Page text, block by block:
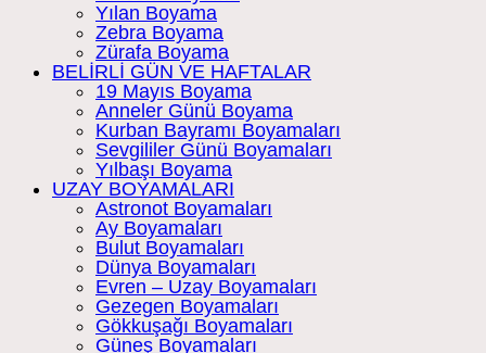
Yılan Boyama
Zebra Boyama
Zürafa Boyama
BELİRLİ GÜN VE HAFTALAR
19 Mayıs Boyama
Anneler Günü Boyama
Kurban Bayramı Boyamaları
Sevgililer Günü Boyamaları
Yılbaşı Boyama
UZAY BOYAMALARI
Astronot Boyamaları
Ay Boyamaları
Bulut Boyamaları
Dünya Boyamaları
Evren – Uzay Boyamaları
Gezegen Boyamaları
Gökkuşağı Boyamaları
Güneş Boyamaları